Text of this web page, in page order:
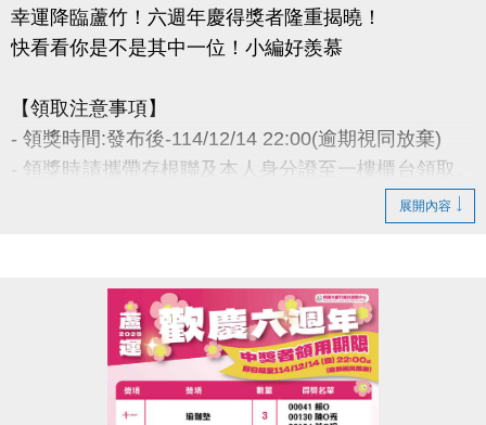
幸運降臨蘆竹！六週年慶得獎者隆重揭曉！
快看看你是不是其中一位！小編好羨慕
【領取注意事項】
- 領獎時間:發布後-114/12/14 22:00(逾期視同放棄)
- 領獎時請攜帶存根聯及本人身分證至一樓櫃台領取。
若無法親領，代領者亦需攜帶存根聯、中獎者身分
- 會員卡獎項領取日即為開卡日，會員資格當日起開始
生效，恕無法延後使用。
- 課程抵用金$1500及場地抵用金$500，皆不可分次使
用，進行折抵後，由櫃檯收回。
展開內容